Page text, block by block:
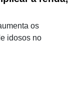
os
idosos no